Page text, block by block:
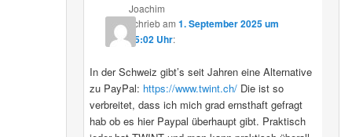
Joachim
schriebam 1. September 2025 um
15:02 Uhr:
In der Schweiz gibt’s seit Jahren eine Alternative
zu PayPal: https://www.twint.ch/Die ist so
verbreitet, dass ich mich grad ernsthaft gefragt
hab ob es hier Paypal überhaupt gibt. Praktisch